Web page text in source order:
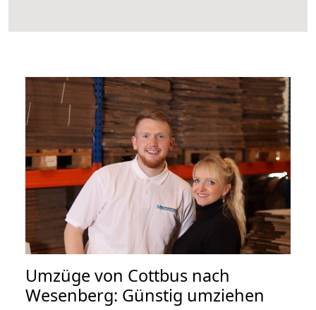
Umzüge von Cottbus nach
Wesenberg: Günstig umziehen